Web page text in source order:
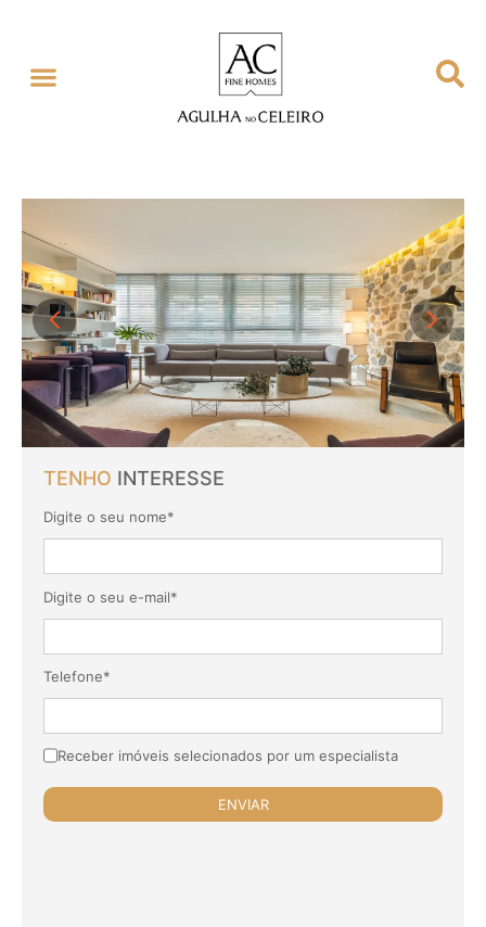
TENHO INTERESSE
Digite o seu nome*
Digite o seu e-mail*
Telefone*
Receber imóveis selecionados por um especialista